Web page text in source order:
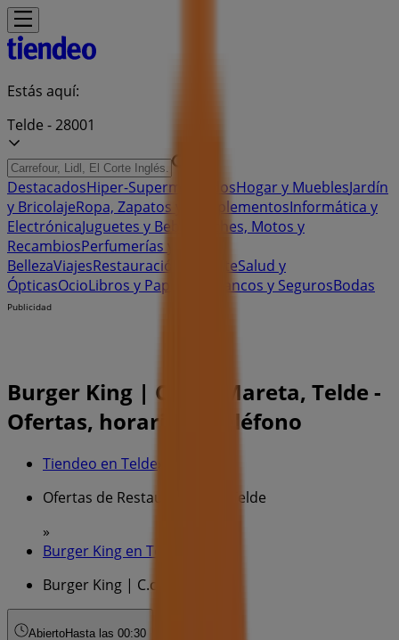
Estás aquí:
Telde - 28001
DestacadosHiper-SupermercadosHogar y MueblesJardín
y BricolajeRopa, Zapatos y ComplementosInformática y
ElectrónicaJuguetes y Bebés
Coches, Motos y
RecambiosPerfumerías y
BellezaViajesRestauración DeporteSalud y
ÓpticasOcioLibros y Papelerías Bancos y SegurosBodas
Publicidad
Burger King | C.c. la Mareta, Telde -
Ofertas, horarios y teléfono
Tiendeo en Telde
Ofertas de Restauración en Telde
»
Burger King en Telde
Burger King | C.c. la Mareta
AbiertoHasta las 00:30